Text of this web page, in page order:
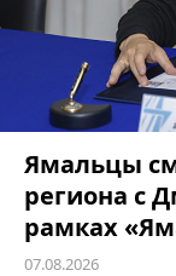
Ямальцы
региона с
рамках
07.08.2026